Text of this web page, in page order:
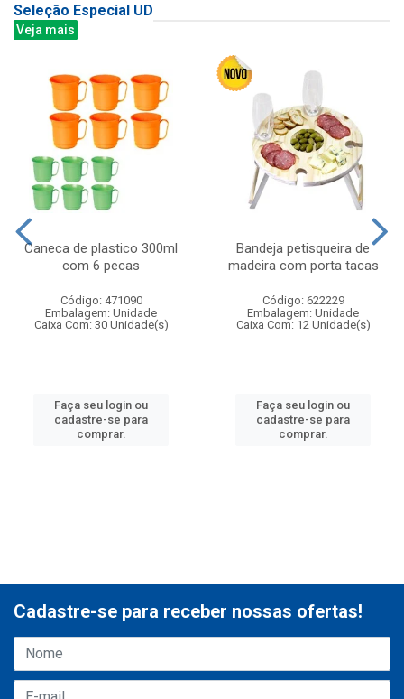
Seleção Especial UD
Veja mais
Caneca de plastico 300ml
com 6 pecas
Código: 471090
Embalagem: Unidade
Caixa Com: 30 Unidade(s)
Faça seu login ou
cadastre-se para
comprar.
Bandeja petisqueira de
madeira com porta tacas
Código: 622229
Embalagem: Unidade
Caixa Com: 12 Unidade(s)
Faça seu login ou
cadastre-se para
comprar.
Cadastre-se para receber nossas ofertas!